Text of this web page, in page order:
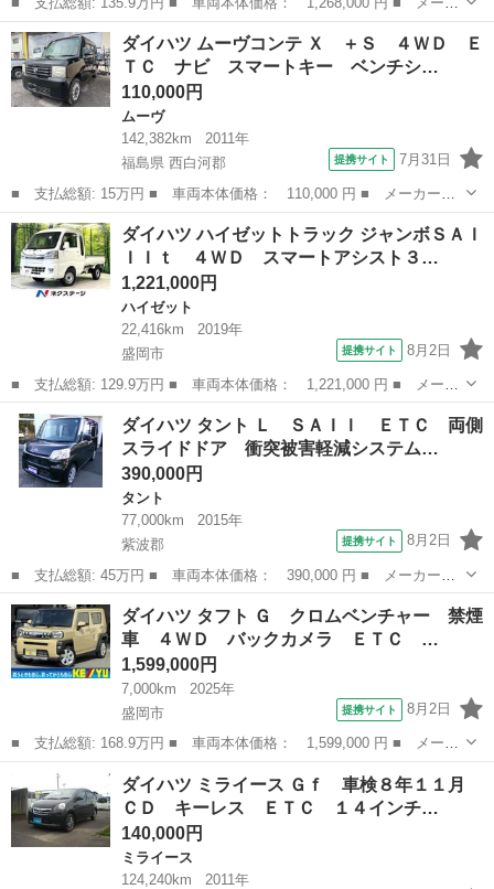
ー名： ダイハツ ■ 車種名： ムーヴキャンバス ■ グレード
名： Ｇメイクアップリミテッド ＳＡＩＩＩ ４ＷＤ 両側電動ス
ライド 禁煙...
岩手 盛岡市 ダイハツ
ダイハツ ムーヴコンテ Ｘ ＋Ｓ ４ＷＤ Ｅ
ＴＣ ナビ スマートキー ベンチシ…
110,000円
ムーヴ
142,382km
2011年
福島県 西白河郡
提携サイト 7月31日
■ 支払総額: 15万円 ■ 車両本体価格： 110,000 円 ■ メーカー
名： ダイハツ ■ 車種名： ムーヴコンテ ■ グレード名： Ｘ
＋Ｓ ４ＷＤ ＥＴＣ ナビ スマートキー ベンチシート ＣＶ
Ｔ 盗難防止システ...
福島 西白河郡
ダイハツ ハイゼットトラック ジャンボＳＡＩ
ＩＩｔ ４ＷＤ スマートアシスト３…
1,221,000円
ハイゼット
22,416km
2019年
盛岡市
提携サイト 8月2日
■ 支払総額: 129.9万円 ■ 車両本体価格： 1,221,000 円 ■ メーカ
ー名： ダイハツ ■ 車種名： ハイゼットトラック ■ グレード
名： ジャンボＳＡＩＩＩｔ ４ＷＤ スマートアシスト３ｔ ９型
フロートＳ...
岩手 盛岡市 ハイゼット
ダイハツ タント Ｌ ＳＡＩＩ ＥＴＣ 両側
スライドドア 衝突被害軽減システム…
390,000円
タント
77,000km
2015年
紫波郡
提携サイト 8月2日
■ 支払総額: 45万円 ■ 車両本体価格： 390,000 円 ■ メーカー
名： ダイハツ ■ 車種名： タント ■ グレード名： Ｌ ＳＡＩ
Ｉ ＥＴＣ 両側スライドドア 衝突被害軽減システム キーレスエ
ントリー アイド...
岩手 紫波郡 タント
ダイハツ タフト Ｇ クロムベンチャー 禁煙
車 ４ＷＤ バックカメラ ＥＴＣ …
1,599,000円
7,000km
2025年
盛岡市
提携サイト 8月2日
■ 支払総額: 168.9万円 ■ 車両本体価格： 1,599,000 円 ■ メーカ
ー名： ダイハツ ■ 車種名： タフト ■ グレード名： Ｇ クロ
ムベンチャー 禁煙車 ４ＷＤ バックカメラ ＥＴＣ スカイルー
フ＆ルー...
盛岡市 ダイハツ
ダイハツ ミライース Ｇｆ 車検８年１１月
ＣＤ キーレス ＥＴＣ １４インチ…
140,000円
ミライース
124,240km
2011年